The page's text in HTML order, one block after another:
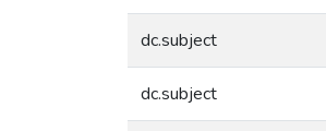
dc.subject
dc.subject